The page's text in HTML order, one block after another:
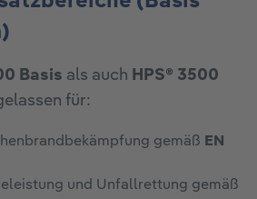
Basis als auch HPS® 3500
für:
gemäß EN
und Unfallrettung gemäß